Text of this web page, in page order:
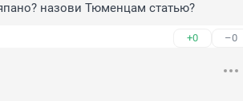
назови Тюменцам статью?
+0 –0